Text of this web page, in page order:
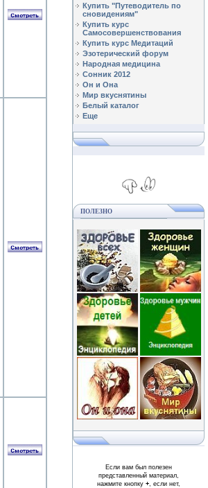
Купить "Путеводитель по
сновидениям"
Купить курс
Самосовершенствования
Купить курс Медитаций
Эзотерический форум
Народная медицина
Сонник 2012
Он и Она
Мир вкуснятины
Белый каталог
Еще
ПОЛЕЗНО
Если вам был полезен
представленный материал,
нажмите кнопку +, если нет,